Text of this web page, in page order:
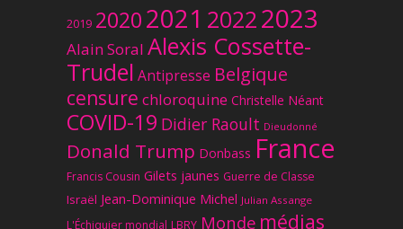
2019 20202021 20222023
Alain Soral Alexis Cossette-
Trudel Antipresse Belgique
censure chloroquine Christelle Néant
COVID-19 Didier Raoult Dieudonné
Donald Trump Donbass France
Francis Cousin Gilets jaunes Guerre de Classe
Israël Jean-Dominique Michel Julian Assange
L'Échiquier mondial LBRY Monde médias